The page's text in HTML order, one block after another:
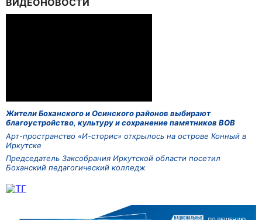
ВИДЕОНОВОСТИ
Жители Боханского и Осинского районов выбирают
благоустройство, культуру и сохранение памятников ВОВ
Арт-пространство «И-сторис» открылось на острове Конный в
Иркутске
Председатель Заксобрания Иркутской области посетил
Боханский педагогический колледж